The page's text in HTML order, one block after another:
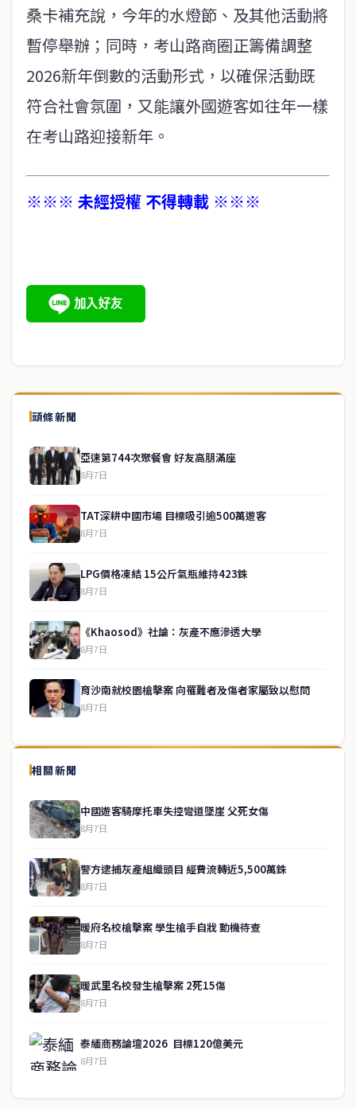
桑卡補充說，今年的水燈節、及其他活動將
暫停舉辦；同時，考山路商圈正籌備調整
2026新年倒數的活動形式，以確保活動既
符合社會氛圍，又能讓外國遊客如往年一樣
在考山路迎接新年。
※※※ 未經授權 不得轉載 ※※※
頭條新聞
亞速第744次聚餐會 好友高朋滿座
8月7日
TAT深耕中國市場 目標吸引逾500萬遊客
8月7日
LPG價格凍結 15公斤氣瓶維持423銖
8月7日
《Khaosod》社論：灰產不應滲透大學
8月7日
育沙南就校園槍擊案 向罹難者及傷者家屬致以慰問
8月7日
相關新聞
中國遊客騎摩托車失控彎道墜崖 父死女傷
8月7日
警方逮捕灰產組織頭目 經費流轉近5,500萬銖
8月7日
暖府名校槍擊案 學生槍手自戕 動機待查
8月7日
暖武里名校發生槍擊案 2死15傷
8月7日
泰緬商務論壇2026 目標120億美元
8月7日
泰國中文新聞（TCN）是一家總部設於曼谷的中文新聞媒體，致力於
報導泰國當地政治、經濟、華人社群與社會時事，為在泰華人讀者提
供即時、客觀、多元的中文新聞內容。
快速連結
即時
政治
綜合
工商
歡迎來信洽詢合作事宜
service@thaichinesenews.com
service@thaichinesenews.com ↑ 回到頂端